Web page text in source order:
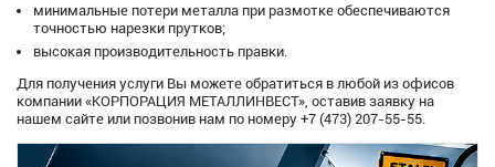
минимальные потери металла при размотке обеспечиваются
точностью нарезки прутков;
высокая производительность правки.
Для получения услуги Вы можете обратиться в любой из офисов
компании «КОРПОРАЦИЯ МЕТАЛЛИНВЕСТ», оставив заявку на
нашем сайте или позвонив нам по номеру +7 (473) 207-55-55.